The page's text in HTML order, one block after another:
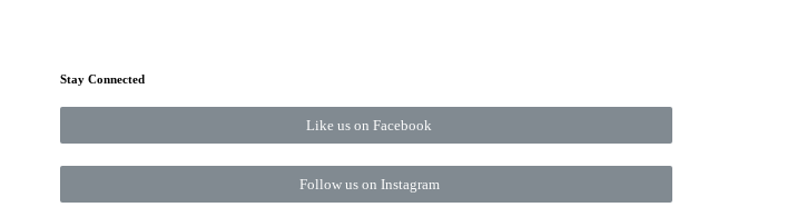
Stay Connected
Like us on Facebook
Follow us on Instagram